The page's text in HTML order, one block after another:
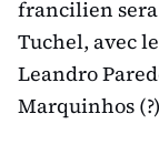
francilien
Tuchel, avec
Leandro
Marquinhos